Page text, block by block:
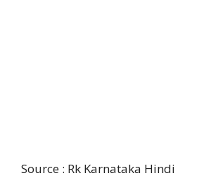
Source : Rk Karnataka Hindi